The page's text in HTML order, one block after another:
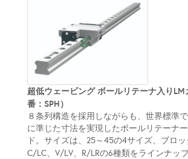
超低ウェービング ボールリテーナ入りLM
番：SPH）
８条列構造を採用しながらも、世界標準
に準じた寸法を実現したボールリテーナ
ド。サイズは、25～45の4サイズ、ブロッ
C/LC、V/LV、R/LRの6種類をラインナッ